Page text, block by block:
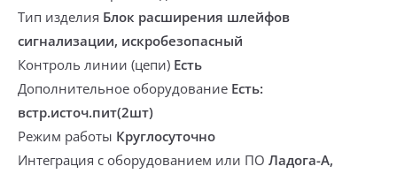
Тип изделия Блок расширения шлейфов
сигнализации, искробезопасный
Контроль линии (цепи) Есть
Дополнительное оборудование Есть:
встр.источ.пит(2шт)
Режим работы Круглосуточно
Интеграция с оборудованием или ПО Ладога-А,